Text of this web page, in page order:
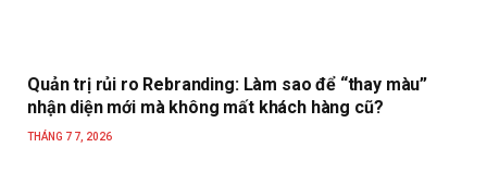
Quản trị rủi ro Rebranding: Làm sao để “thay màu”
nhận diện mới mà không mất khách hàng cũ?
THÁNG 7 7, 2026